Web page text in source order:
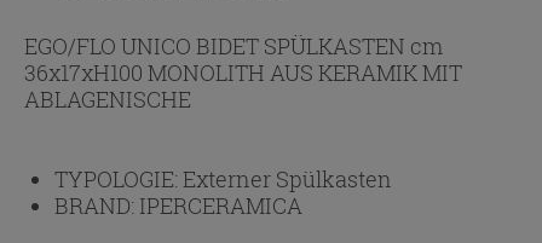
EGO/FLO UNICO BIDET SPÜLKASTEN cm
36x17xH100 MONOLITH AUS KERAMIK MIT
ABLAGENISCHE
TYPOLOGIE:Externer Spülkasten
BRAND: IPERCERAMICA